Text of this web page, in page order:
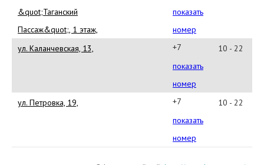
&quot;Таганский
Пассаж&quot;, 1 этаж,
495
774-
09-
83
показать
номер
ул. Каланчевская, 13,
+7
495
980-
40-
38
показать
номер
10 - 22
ул. Петровка, 19,
+7
495
774-
показать
номер
10 - 22